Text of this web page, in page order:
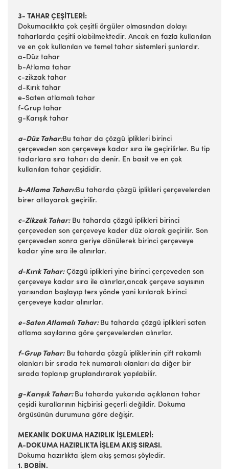
3- TAHAR ÇEŞİTLERİ:
Dokumacılıkta çok çeşitli örgüler olmasından dolayı
taharlarda çeşitli olabilmektedir. Ancak en fazla kullanılan
ve en çok kullanılan ve temel tahar sistemleri şunlardır.
a-Düz tahar
b-Atlama tahar
c-zikzak tahar
d-Kırık tahar
e-Saten atlamalı tahar
f-Grup tahar
g-Karışık tahar
a-Düz Tahar:Bu tahar da çözgü iplikleri birinci
çerçeveden son çerçeveye kadar sıra ile geçirilirler. Bu tip
tadarlara sıra taharı da denir. En basit ve en çok
kullanılan tahar çeşididir.
b-Atlama Taharı:Bu taharda çözgü iplikleri çerçevelerden
birer atlayarak geçirilir.
c-Zikzak Tahar:Bu taharda çözgü iplikleri birinci
çerçeveden son çerçeveye kader düz olarak geçirilir. Son
çerçeveden sonra geriye dönülerek birinci çerçeveye
kadar yine sıra ile alınırlar.
d-Kırık Tahar:Çözgü iplikleri yine birinci çerçeveden son
çerçeveye kadar sıra ile alınırlar,ancak çerçeve sayısının
yarısından başlayıp ters yönde yani kırılarak birinci
çerçeveye kadar alınırlar.
e-Saten Atlamalı Tahar: Bu taharda çözgü iplikleri saten
atlama sayılarına göre çerçevelerden alınırlar.
f-Grup Tahar:Bu taharda çözgü ipliklerinin çift rakamlı
olanları bir sırada tek numaralı olanları da diğer bir
sırada toplanıp gruplandırarak yapılabilir.
g-Karışık Tahar: Bu taharda yukarıda açıklanan tahar
çeşidi kurallarının hiçbirisi geçerli değildir. Dokuma
örgüsünün durumuna göre değişir.
MEKANİK DOKUMA HAZIRLIK İŞLEMLERİ:
A-DOKUMA HAZIRLIKTA İŞLEM AKIŞ SIRASI.
Dokuma hazırlıkta işlem akış şeması şöyledir.
1. BOBİN.